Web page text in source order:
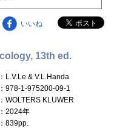
いいね
13th ed.
：L.V.Le & V.L.Handa
：978-1-975200-09-1
：WOLTERS KLUWER
：2024年
：839pp.